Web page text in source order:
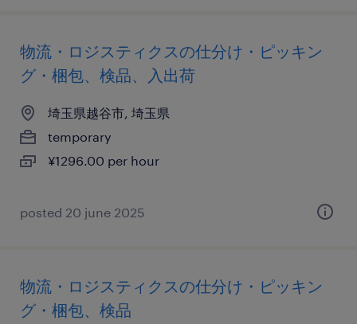
物流・ロジスティクスの仕分け・ピッキン
グ・梱包、検品、入出荷
埼玉県越谷市, 埼玉県
temporary
¥1296.00 per hour
posted 20 june 2025
物流・ロジスティクスの仕分け・ピッキン
グ・梱包、検品